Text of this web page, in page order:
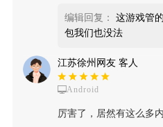
编辑回复：
这游戏管
包我们也没法
江苏徐州网友 客人
Android
厉害了，居然有这么多